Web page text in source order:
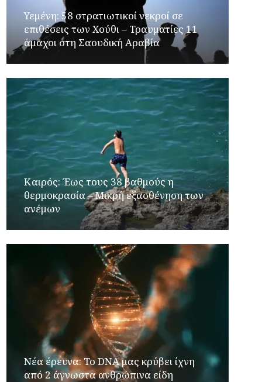
Υεμένη: 58 στρατιωτικοί νεκροί σε
επιθέσεις των Χούθι – Τραυματίες 11
άμαχοι στη Σαουδική Αραβία
Καιρός: Έως τους 38 βαθμούς η
θερμοκρασία – Μικρή εξασθένηση των
ανέμων
Νέα έρευνα: Το DNA μας κρύβει ίχνη
από 2 άγνωστα ανθρώπινα είδη